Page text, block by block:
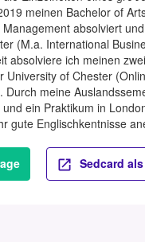
meinen Bachelor of
absolviert
(M.a. International
absolviere ich meinen
University of Chester
Durch meine
ein Praktikum in
gute Englischkentnisse
Sedcard